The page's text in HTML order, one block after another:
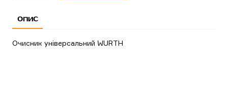
ОПИС
Очисник універсальний WURTH